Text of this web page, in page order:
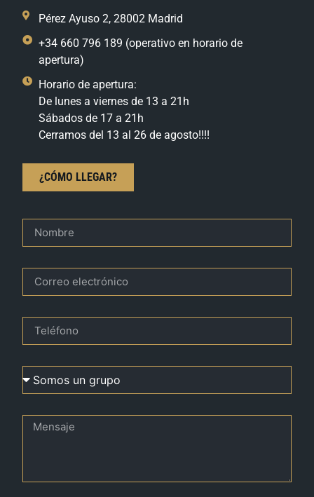
Pérez Ayuso 2, 28002 Madrid
+34 660 796 189 (operativo en horario de
apertura)
Horario de apertura:
De lunes a viernes de 13 a 21h
Sábados de 17 a 21h
Cerramos del 13 al 26 de agosto!!!!
¿CÓMO LLEGAR?